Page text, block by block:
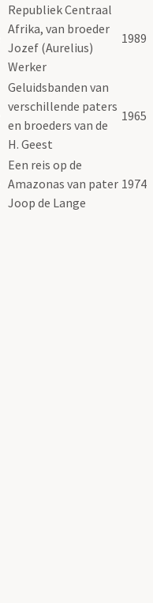
Republiek Centraal
Afrika, van broeder
Jozef (Aurelius)
Werker
1989
Geluidsbanden van
verschillende paters
en broeders van de
H. Geest
1965
Een reis op de
Amazonas van pater
Joop de Lange
1974